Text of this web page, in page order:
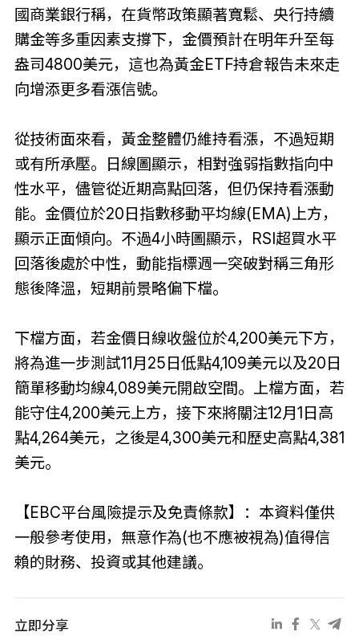
國商業銀行稱，在貨幣政策顯著寬鬆、央行持續
購金等多重因素支撐下，金價預計在明年升至每
盎司4800美元，這也為黃金ETF持倉報告未來走
向增添更多看漲信號。
從技術面來看，黃金整體仍維持看漲，不過短期
或有所承壓。日線圖顯示，相對強弱指數指向中
性水平，儘管從近期高點回落，但仍保持看漲動
能。金價位於20日指數移動平均線(EMA)上方，
顯示正面傾向。不過4小時圖顯示，RSI超買水平
回落後處於中性，動能指標週一突破對稱三角形
態後降溫，短期前景略偏下檔。
下檔方面，若金價日線收盤位於4,200美元下方，
將為進一步測試11月25日低點4,109美元以及20日
簡單移動均線4,089美元開啟空間。上檔方面，若
能守住4,200美元上方，接下來將關注12月1日高
點4,264美元，之後是4,300美元和歷史高點4,381
美元。
【EBC平台風險提示及免責條款】：本資料僅供
一般參考使用，無意作為(也不應被視為)值得信
賴的財務、投資或其他建議。
立即分享